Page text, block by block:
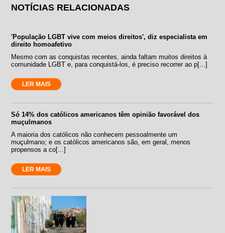
NOTÍCIAS RELACIONADAS
'População LGBT vive com meios direitos', diz especialista em
direito homoafetivo
Mesmo com as conquistas recentes, ainda faltam muitos direitos à
comunidade LGBT e, para conquistá-los, é preciso recorrer ao p[...]
LER MAIS
Só 14% dos católicos americanos têm opinião favorável dos
muçulmanos
A maioria dos católicos não conhecem pessoalmente um
muçulmano; e os católicos americanos são, em geral, menos
propensos a co[...]
LER MAIS